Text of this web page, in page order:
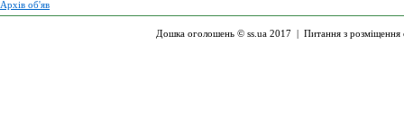
Архів об'яв
Дошка оголошень © ss.ua 2017 | Питання з